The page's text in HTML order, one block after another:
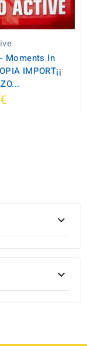
Moments In
IMPORT¡¡

